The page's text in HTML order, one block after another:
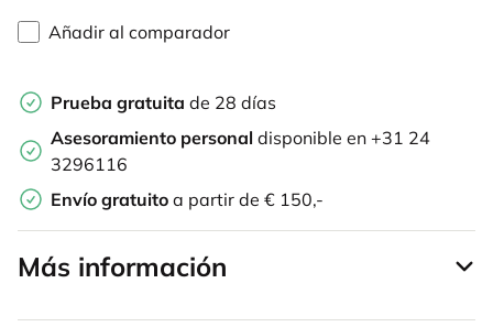
Añadir al comparador
Prueba gratuita de 28 días
Asesoramiento personal disponible en +31 24
3296116
Envío gratuito a partir de € 150,-
Más información